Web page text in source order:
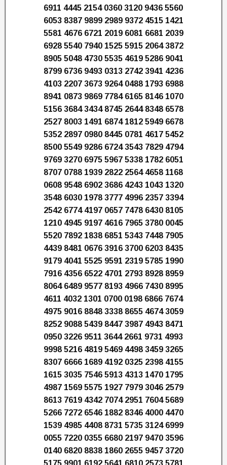
6911 4445 2154 0360 3120 9436 5560
6053 8387 9899 2989 9372 4515 1421
5581 4676 6721 2019 6081 6681 2039
6928 5540 7940 1525 5915 2064 3872
8905 5048 4730 5535 4619 5286 9041
8799 6736 9493 0313 2742 3941 4236
4103 2207 3673 9264 0488 1793 6988
8941 0873 9869 7784 6165 8146 1070
5156 3684 3434 8745 2644 8348 6578
2527 8003 1491 6874 1812 5949 6678
5352 2897 0980 8445 0781 4617 5452
8500 5549 9286 6724 3543 7829 4794
9769 3270 6975 5967 5338 1782 6051
8707 0788 1939 2822 2564 4658 1168
0608 9548 6902 3686 4243 1043 1320
3548 6030 1978 3777 4996 2357 3394
2542 6774 4197 0657 7478 6430 8105
1210 4945 9197 4616 7965 3780 0045
5520 7892 1838 6851 5343 7448 7905
4439 8481 0676 3916 3700 6203 8435
9179 4041 5525 9591 2319 5785 1990
7916 4356 6522 4701 2793 8928 8959
8064 6489 9577 8193 4966 7430 8995
4611 4032 1301 0700 0198 6866 7674
4975 9016 8848 3338 8655 4674 3059
8252 9088 5439 8447 3987 4943 8471
0950 3226 9511 3644 2661 9731 4993
9998 5216 4819 5469 4498 3459 3265
8307 6666 1689 4192 0325 2398 4155
1615 3035 7546 5913 4313 1470 1795
4987 1569 5575 1927 7979 3046 2579
8613 7619 4342 7074 2951 7604 5689
5266 7272 6546 1882 8346 4000 4470
1539 4985 4408 8731 5735 3124 6999
0055 7220 0355 6680 2197 9470 3596
0140 6820 8838 1860 2655 9457 3720
5175 9901 6192 5641 6810 2573 5781